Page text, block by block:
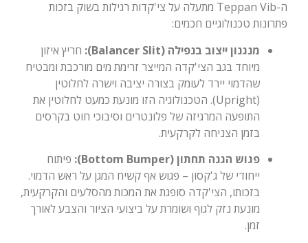
ה-Teppan Vib מתעלה על צי'קדות רגילות בשוק בזכות
פתרונות טכנולוגיים חכמים:
מנגנון ייצוב בנפילה (Balancer Slit):
חריץ איזון
מיוחד בגב הצי'קדה המייצר זרימת מים מורכבת ומבטיח
שהדמוי יירד לעומק בצורה יציבה וישרה לחלוטין
(Upright). הטכנולוגיה הזו מונעת כמעט לחלוטין את
התופעה המרגיזה של פלונטרים וסיבוכי חוט בקרסים
בזמן הצניחה לקרקעית.
פגוש הגנה תחתון (Bottom Bumper):
פיתוח
ייחודי של ג'קסון – פגוש אף קשיח המגן על ראש הדמוי.
בזכותו, הצי'קדה סופגת את המכות מהסלעים והקרקעית,
מונעת נזק לגוף ושומרת על ביצועי הציור והצבע לאורך
זמן.